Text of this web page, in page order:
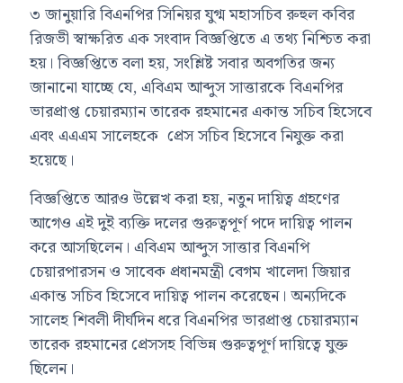
৩ জানুয়ারি বিএনপির সিনিয়র যুগ্ম মহাসচিব রুহুল কবির
রিজভী স্বাক্ষরিত এক সংবাদ বিজ্ঞপ্তিতে এ তথ্য নিশ্চিত করা
হয়। বিজ্ঞপ্তিতে বলা হয়, সংশ্লিষ্ট সবার অবগতির জন্য
জানানো যাচ্ছে যে, এবিএম আব্দুস সাত্তারকে বিএনপির
ভারপ্রাপ্ত চেয়ারম্যান তারেক রহমানের একান্ত সচিব হিসেবে
এবং এএএম সালেহকে প্রেস সচিব হিসেবে নিযুক্ত করা
হয়েছে।
বিজ্ঞপ্তিতে আরও উল্লেখ করা হয়, নতুন দায়িত্ব গ্রহণের
আগেও এই দুই ব্যক্তি দলের গুরুত্বপূর্ণ পদে দায়িত্ব পালন
করে আসছিলেন। এবিএম আব্দুস সাত্তার বিএনপি
চেয়ারপারসন ও সাবেক প্রধানমন্ত্রী বেগম খালেদা জিয়ার
একান্ত সচিব হিসেবে দায়িত্ব পালন করেছেন। অন্যদিকে
সালেহ শিবলী দীর্ঘদিন ধরে বিএনপির ভারপ্রাপ্ত চেয়ারম্যান
তারেক রহমানের প্রেসসহ বিভিন্ন গুরুত্বপূর্ণ দায়িত্বে যুক্ত
ছিলেন।